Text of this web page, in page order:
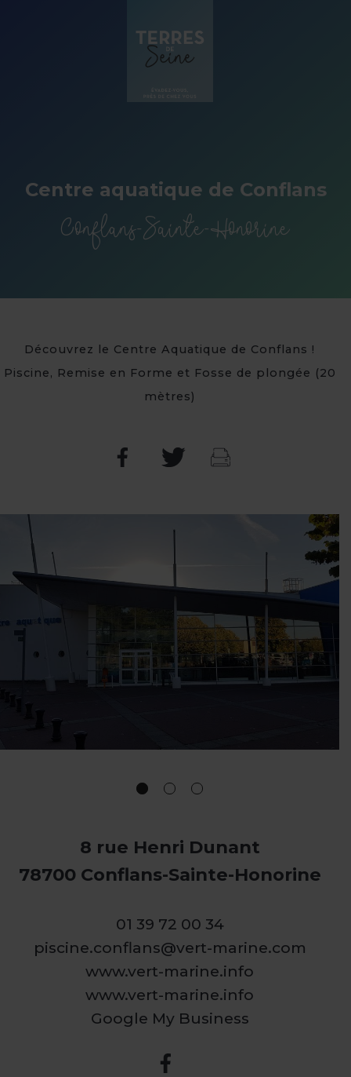
Centre aquatique de Conflans
Conflans-Sainte-Honorine
Découvrez le Centre Aquatique de Conflans !
Piscine, Remise en Forme et Fosse de plongée (20
mètres)
8 rue Henri Dunant
78700 Conflans-Sainte-Honorine
01 39 72 00 34
piscine.conflans@vert-marine.com
www.vert-marine.info
www.vert-marine.info
Google My Business